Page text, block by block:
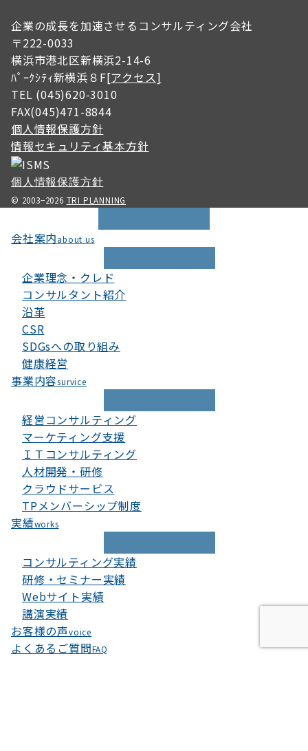
企業の成長を加速させるコンサルティング会社
〒222-0033
横浜市港北区新横浜2-14-6
ﾊﾟｰｸｼﾃｨ新横浜８F[アクセス]
TEL (045)620-3010
FAX(045)471-8844
個人情報保護方針
情報セキュリティ基本方針
個人情報保護方針
© 2003−2026 TRI PLANNING
会社案内about us
企業理念・クレド
コンサルタント紹介
沿革
CSR
SDGsへの取り組み
健康経営
事業内容survice
経営コンサルティング
マーケティング支援
ＩＴコンサルティング
人材開発・研修
クラウドサービス
TPメンバーシップ制度
実績works
コンサルティング実績
研修・セミナー実績
Webサイト実績
講演実績
お客様の声voice
よくあるご質問FAQ